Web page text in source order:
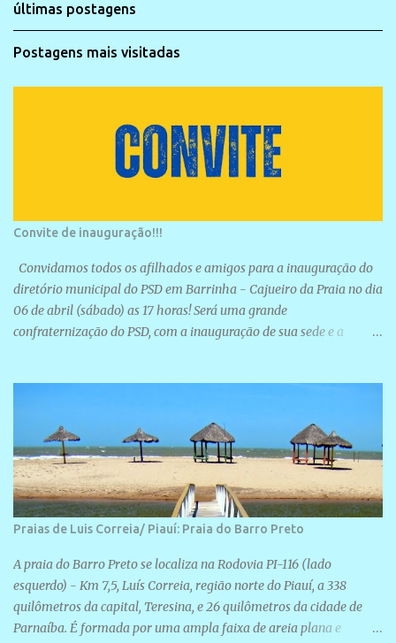
últimas postagens
Postagens mais visitadas
Convite de inauguração!!!
Convidamos todos os afilhados e amigos para a inauguração do
diretório municipal do PSD em Barrinha - Cajueiro da Praia no dia
06 de abril (sábado) as 17 horas! Será uma grande
confraternização do PSD, com a inauguração de sua sede e a
Praias de Luis Correia/ Piauí: Praia do Barro Preto
A praia do Barro Preto se localiza na Rodovia PI-116 (lado
esquerdo) - Km 7,5, Luís Correia, região norte do Piauí, a 338
quilômetros da capital, Teresina, e 26 quilômetros da cidade de
Parnaíba. É formada por uma ampla faixa de areia plana e